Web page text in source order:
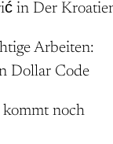
in Der
Arbeiten:
Dollar Code
kommt noch